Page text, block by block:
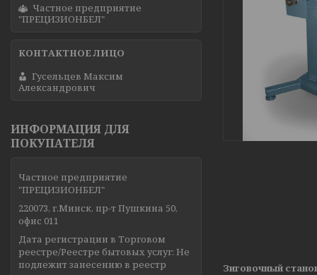
Зиговочный
Частное предприятие
"ПРЕЦИЗИОНБЕЛ"
Гусельцев Максим
Александрович
ИНФОРМАЦИЯ ДЛЯ
ПОКУПАТЕЛЯ
Частное предприятие
"ПРЕЦИЗИОНБЕЛ"
220073, г.Минск, пр-т Пушкина 50,
офис 011
Дата регистрации в Торговом
реестре/Реестре бытовых услуг: Не
подлежит занесению в реестр